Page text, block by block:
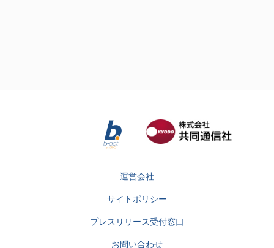
運営会社
サイトポリシー
プレスリリース受付窓口
お問い合わせ